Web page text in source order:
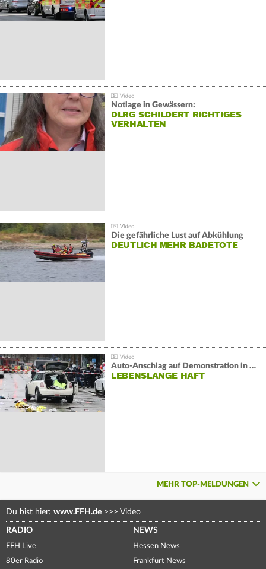
Notlage in Gewässern:
DLRG SCHILDERT RICHTIGES
VERHALTEN
Die gefährliche Lust auf Abkühlung
DEUTLICH MEHR BADETOTE
Auto-Anschlag auf Demonstration in München:
LEBENSLANGE HAFT
MEHR TOP-MELDUNGEN
Du bist hier: www.FFH.de >>> Video
RADIO
FFH Live
80er Radio
NEWS
Hessen News
Frankfurt News